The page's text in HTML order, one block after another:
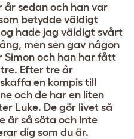
sedan och han var
betydde väldigt
hade jag väldigt svårt
men sen gav någon
Simon och han har fått
Efter tre år
en kompis till
och de har en liten
Luke. De gör livet så
är så söta och inte
dig som du är.